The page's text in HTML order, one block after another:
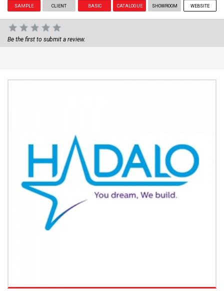
SAMPLE CLIENT BASIC CATALOGUE SHOWROOM WEBSITE
Be the first to submit a review.